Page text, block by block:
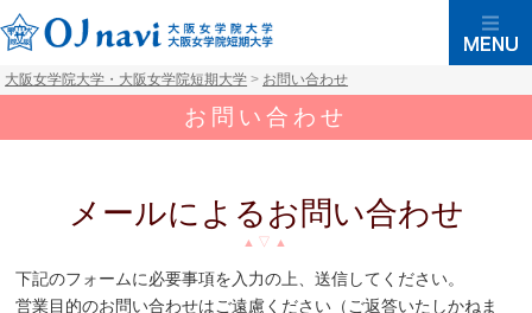
大阪女学院大学・大阪女学院短期大学 > お問い合わせ
お問い合わせ
メールによるお問い合わせ
下記のフォームに必要事項を入力の上、送信してください。
営業目的のお問い合わせはご遠慮ください（ご返答いたしかねま